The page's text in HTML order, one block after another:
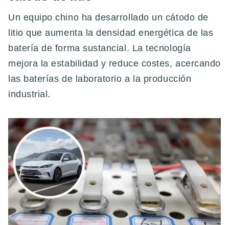
Un equipo chino ha desarrollado un cátodo de
litio que aumenta la densidad energética de las
batería de forma sustancial. La tecnología
mejora la estabilidad y reduce costes, acercando
las baterías de laboratorio a la producción
industrial.